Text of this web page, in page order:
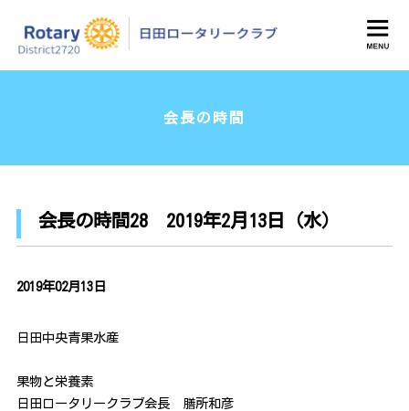
日田ロータリークラブ
会長の時間
会長の時間28 2019年2月13日（水）
2019年02月13日
日田中央青果水産
果物と栄養素
日田ロータリークラブ会長 膳所和彦